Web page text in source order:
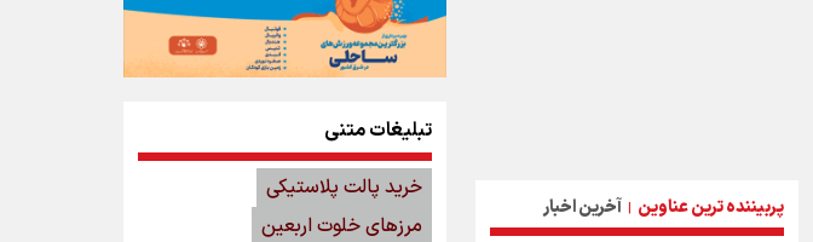
پربیننده ترین عناوین | آخرین اخبار
تبلیغات متنی
خرید پالت پلاستیکی
مرزهای خلوت اربعین